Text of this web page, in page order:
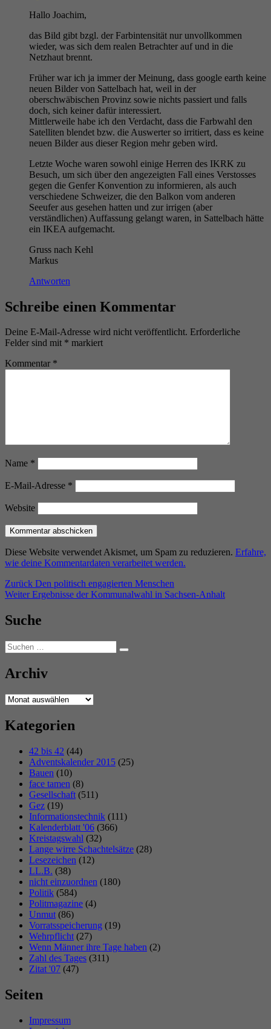
Hallo Joachim,
das Bild gibt bzgl. der Farbintensität nur unvollkommen
wieder, was sich dem realen Betrachter auf und in die
Netzhaut brennt.
Früher war ich ja immer der Meinung, dass google earth keine
neuen Bilder von Sattelbach hat, weil in der
oberschwäbischen Provinz sowie nichts passiert und falls
doch, sich keiner dafür interessiert.
Mittlerweile habe ich den Verdacht, dass die Farbwahl den
Satelliten blendet bzw. die Auswerter so irritiert, dass es keine
neuen Bilder aus dieser Region mehr geben wird.
Letzte Woche waren sowohl einige Herren des IKRK zu
Besuch, um sich über den angezeigten Fall eines Verstosses
gegen die Genfer Konvention zu informieren, als auch
verschiedene Schweizer, die den Balkon vom anderen
Seeufer aus gesehen hatten und zur irrigen (aber
verständlichen) Auffassung gelangt waren, in Sattelbach hätte
ein IKEA aufgemacht.
Gruss nach Kehl
Markus
Antworten
Schreibe einen Kommentar
Deine E-Mail-Adresse wird nicht veröffentlicht. Erforderliche
Felder sind mit * markiert
Kommentar *
Name *
E-Mail-Adresse *
Website
Diese Website verwendet Akismet, um Spam zu reduzieren. Erfahre,
wie deine Kommentardaten verarbeitet werden.
Beitragsnavigation
Zurück Vorheriger
Beitrag:
Den politisch engagierten Menschen
Weiter Nächster
Ergebnisse der Kommunalwahl in Sachsen-Anhalt
Suche
Suchen
nach:
Suchen
Archiv
Archiv
Kategorien
42 bis 42 (44)
Adventskalender 2015 (25)
Bauen (10)
face tamen (8)
Gesellschaft (511)
Gez (19)
Informationstechnik (111)
Kalenderblatt '06 (366)
Kreistagswahl (32)
Lange wirre Schachtelsätze (28)
Lesezeichen (12)
LL.B. (38)
nicht einzuordnen (180)
Politik (584)
Politmagazine (4)
Unmut (86)
Vorratsspeicherung (19)
Wehrpflicht (27)
Wenn Männer ihre Tage haben (2)
Zahl des Tages (311)
Zitat '07 (47)
Seiten
Impressum